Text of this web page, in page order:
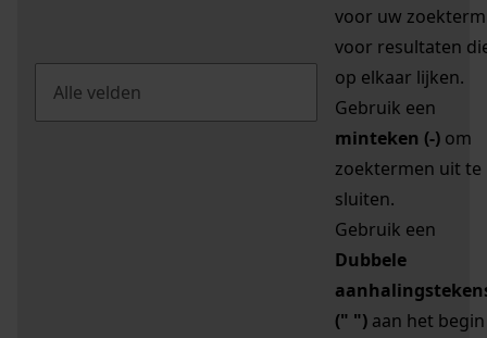
voor uw zoekterm
voor resultaten
op elkaar lijken.
Gebruik een
minteken (-) om
zoektermen uit te
sluiten.
Gebruik een
Dubbele
(" ") aan het begin